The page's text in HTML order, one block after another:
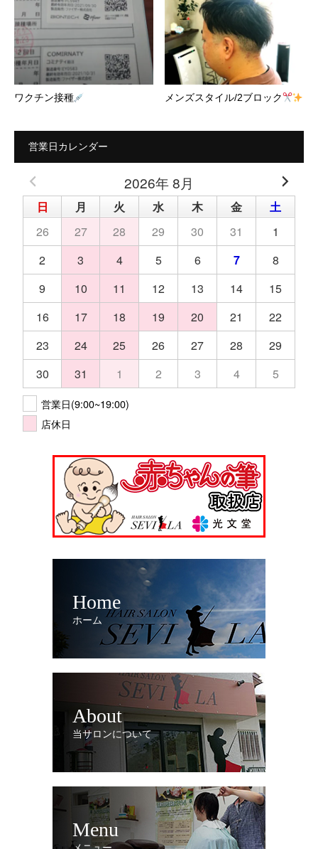
ワクチン接種 メンズスタイル/2ブロック
営業日カレンダー
2026年 8月
日 月 火 水 木 金
土
26
27 28 29 30 31
1
2
3 4 5 6 7
8
9
10 11 12 13 14
15
16
17 18 19 20 21
22
23
24 25 26 27 28
29
30
31 1 2 3 4 5
営業日(9:00~19:00)
店休日
Home
ホーム
About
当サロンについて
Menu